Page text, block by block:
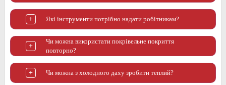
Які інструменти потрібно надати робітникам?
Чи можна використати покрівельне покриття
повторно?
Чи можна з холодного даху зробити теплий?